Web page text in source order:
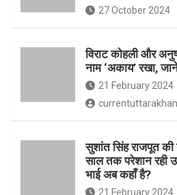
27 October 2024
विराट कोहली और
नाम ‘अकाय’ रखा,
21 February 2024
सुशांत सिंह राजपूत
साल तक परेशान रही
भाई अब कहाँ है?
21 February 2024